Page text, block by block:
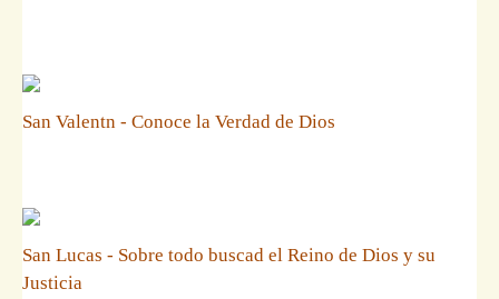
San Valentn - Conoce la Verdad de Dios
San Lucas - Sobre todo buscad el Reino de Dios y su
Justicia